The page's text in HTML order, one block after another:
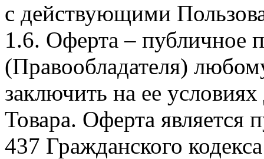
с действующими
1.6. Оферта – публичное
(Правообладателя)
заключить на ее
Товара. Оферта является
437 Гражданского